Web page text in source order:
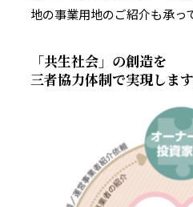
地の事業用地のご紹介も承っ
「共生社会」の創造を
三者協力体制で実現します